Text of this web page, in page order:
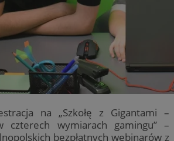
na „Szkołę z Gigantami –
czterech wymiarach gamingu” –
bezpłatnych webinarów z